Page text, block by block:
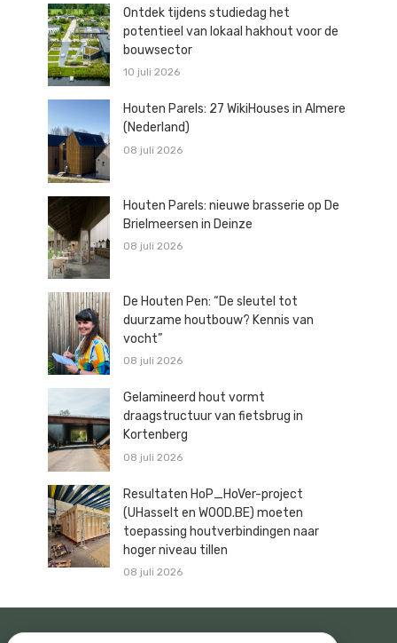
Ontdek tijdens studiedag het
potentieel van lokaal hakhout voor de
bouwsector
10 juli 2026
Houten Parels: 27 WikiHouses in Almere
(Nederland)
08 juli 2026
Houten Parels: nieuwe brasserie op De
Brielmeersen in Deinze
08 juli 2026
De Houten Pen: “De sleutel tot
duurzame houtbouw? Kennis van
vocht”
08 juli 2026
Gelamineerd hout vormt
draagstructuur van fietsbrug in
Kortenberg
08 juli 2026
Resultaten HoP_HoVer-project
(UHasselt en WOOD.BE) moeten
toepassing houtverbindingen naar
hoger niveau tillen
08 juli 2026